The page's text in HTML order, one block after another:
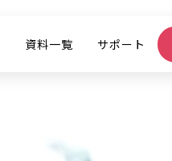
資料一覧 サポート